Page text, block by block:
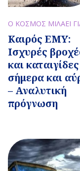
Ο ΚΟΣΜΟΣ ΜΙΛΑΕΙ
Καιρός ΕΜΥ:
Ισχυρές
και καταιγίδες
σήμερα και
– Αναλυτική
πρόγνωση